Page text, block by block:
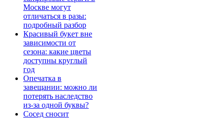
Москве могут
отличаться в разы:
подробный разбор
Красивый букет вне
зависимости от
сезона: какие цветы
доступны круглый
год
Опечатка в
завещании: можно ли
потерять наследство
из-за одной буквы?
Сосед сносит